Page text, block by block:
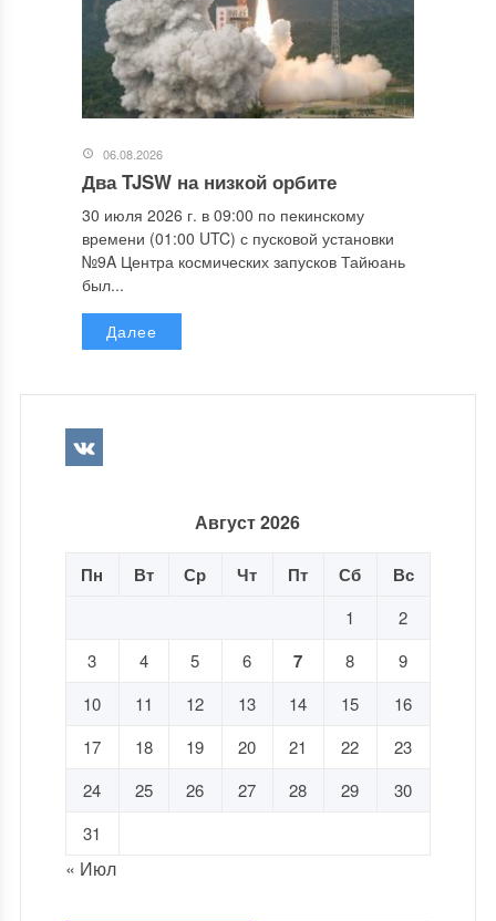
06.08.2026
Два TJSW на низкой орбите
30 июля 2026 г. в 09:00 по пекинскому
времени (01:00 UTC) с пусковой установки
№9A Центра космических запусков Тайюань
был...
Далее
Август 2026
Пн Вт Ср Чт Пт Сб Вс
1
2
3
4 5 6 7 8
9
10
11 12 13 14 15
16
17
18 19 20 21 22
23
24
25 26 27 28 29
30
31
« Июл